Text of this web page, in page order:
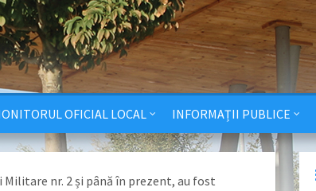
OFICIAL LOCAL INFORMAȚII PUBLICE
nr. 2 și până în prezent, au fost